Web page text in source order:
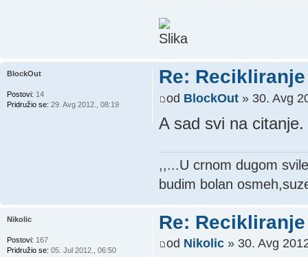
Re:
od BlockOut» 30. Avg
A sad svi na citanje.
,,...U crnom dugom
budim bolan
BlockOut
Postovi: 14
Pridružio se: 29. Avg 2012., 08:19
Re:
od Nikolic» 30. Avg
Nikolic
Postovi: 167
Pridružio se: 05. Jul 2012., 06:50